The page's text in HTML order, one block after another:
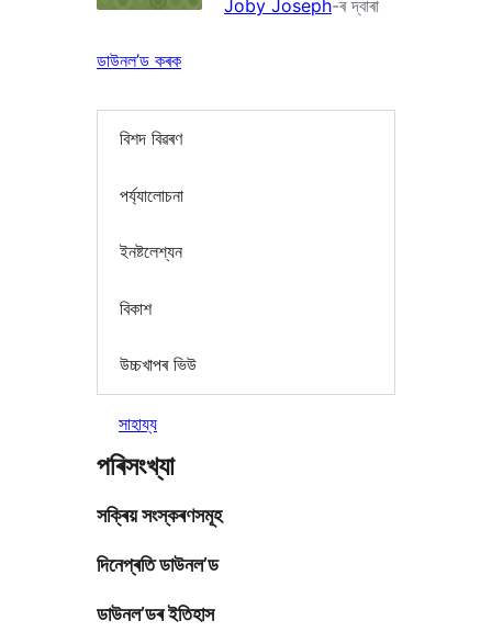
Joby Joseph-ৰ দ্বাৰা
ডাউনল’ড কৰক
বিশদ বিৱৰণ
পৰ্য্যালোচনা
ইনষ্টলেশ্যন
বিকাশ
উচ্চখাপৰ ভিউ
সাহায্য
পৰিসংখ্যা
সক্ৰিয় সংস্কৰণসমূহ
দিনেপ্ৰতি ডাউনল’ড
ডাউনল’ডৰ ইতিহাস